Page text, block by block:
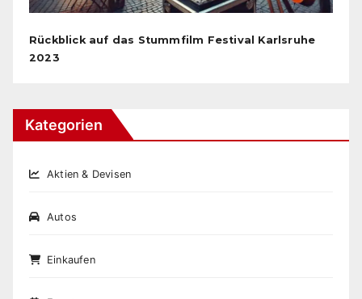
Rückblick auf das Stummfilm Festival Karlsruhe
2023
Kategorien
Aktien & Devisen
Autos
Einkaufen